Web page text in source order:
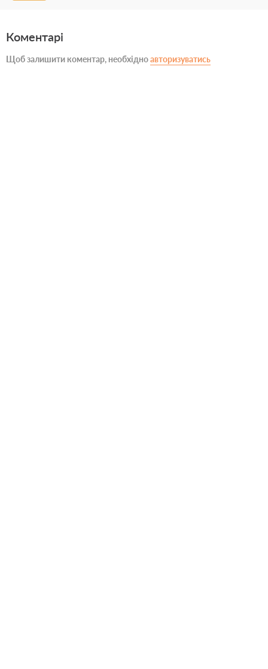
Коментарі
Щоб залишити коментар, необхідноавторизуватись